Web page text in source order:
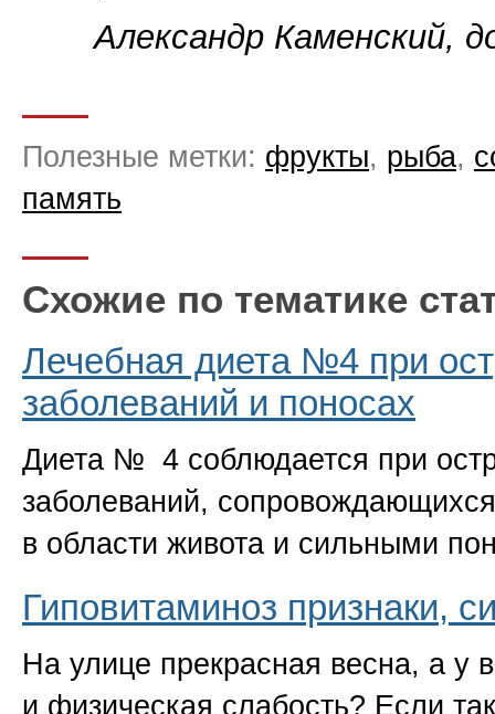
Александр Каменский,
Полезные метки: фрукты, рыба,
память
Схожие по тематике
Лечебная диета №4 при
заболеваний и поносах
Диета № 4 соблюдается при
заболеваний,
в области живота и сильными
Гиповитаминоз признаки,
На улице прекрасная весна, а у
и физическая слабость? Если